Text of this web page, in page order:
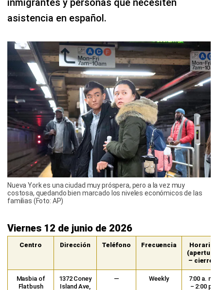
inmigrantes y personas que necesiten
asistencia en español.
Nueva York es una ciudad muy próspera, pero a la vez muy
costosa, quedando bien marcado los niveles económicos de las
familias (Foto: AP)
Viernes 12 de junio de 2026
Centro Dirección Teléfono Frecuencia
Horario
(apertura
– cierre)
Masbia of
Flatbush
1372 Coney
Island Ave,
— Weekly
7:00 a. m.
– 2:00 p.